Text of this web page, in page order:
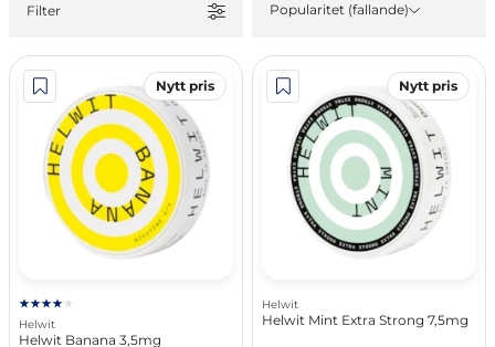
Filter Popularitet (fallande)
Nytt pris
Helwit
Helwit Banana 3,5mg
Nytt pris
Helwit
Helwit Mint Extra Strong 7,5mg